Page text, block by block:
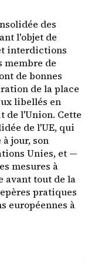
des
l'objet de
interdictions
membre de
de bonnes
de la place
libellés en
de l'Union. Cette
de l'UE, qui
jour, son
Unies, et —
mesures à
avant tout de la
pratiques
européennes à